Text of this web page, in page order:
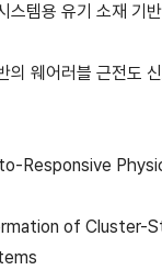
스템용 유기 소재 기
의 웨어러블 근전도
Responsive
of